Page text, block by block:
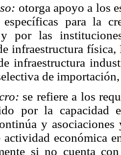
otorga apoyo a los
para la
por las
infraestructura
infraestructura
de
se refiere a los
por la capacidad
y
actividad económica
si no cuenta